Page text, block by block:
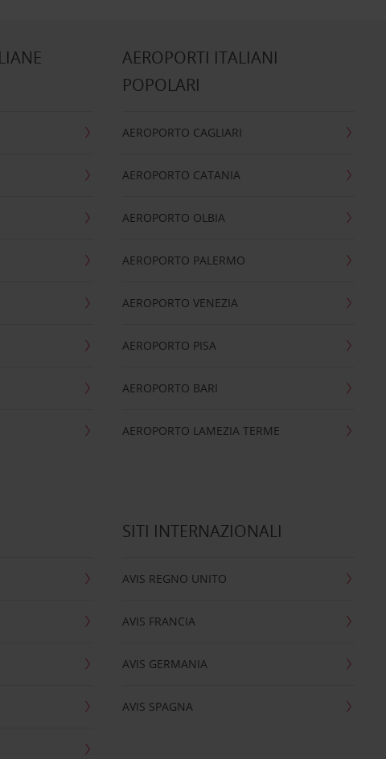
AEROPORTI ITALIANI
POPOLARI
AEROPORTO CAGLIARI
AEROPORTO CATANIA
AEROPORTO OLBIA
AEROPORTO PALERMO
AEROPORTO VENEZIA
AEROPORTO PISA
AEROPORTO BARI
AEROPORTO LAMEZIA TERME
SITI INTERNAZIONALI
AVIS REGNO UNITO
AVIS FRANCIA
AVIS GERMANIA
AVIS SPAGNA